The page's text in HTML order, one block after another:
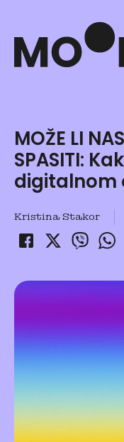
MOŽE LI
SPASITI:
digitalnom
Kristina Stakor